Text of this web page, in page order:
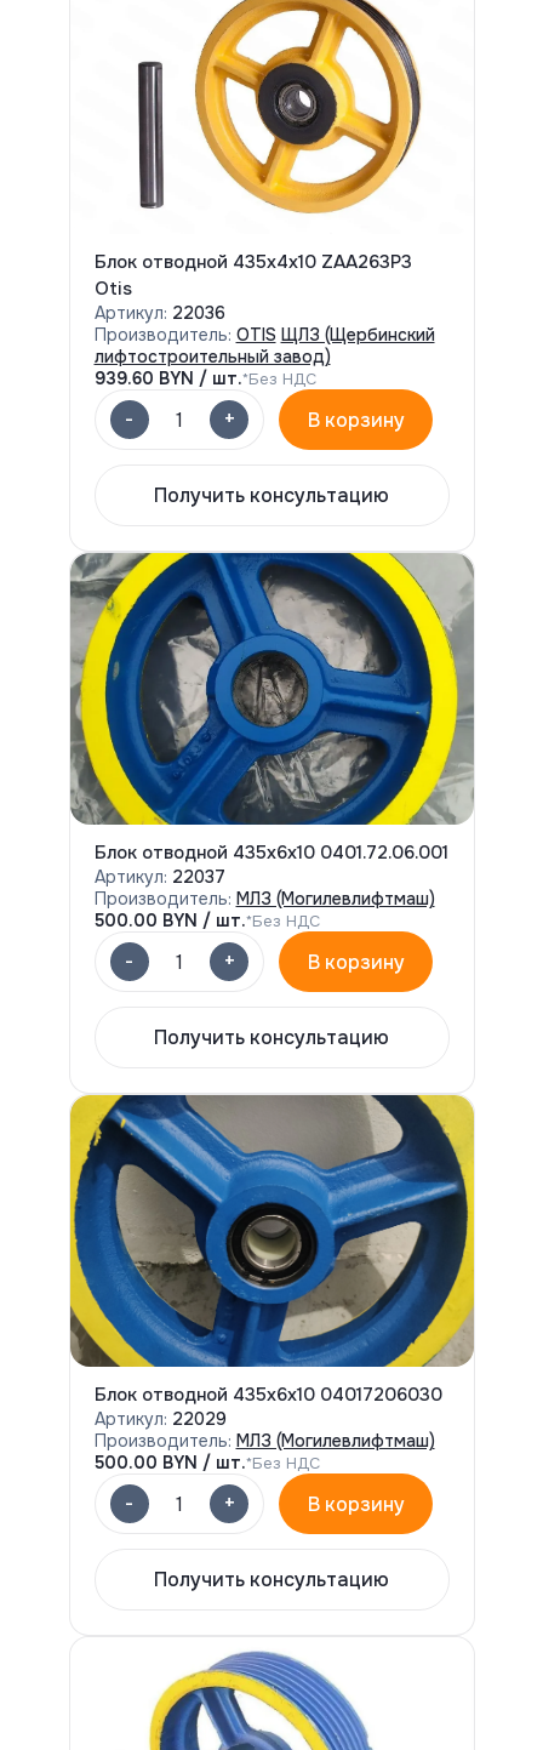
Блок отводной 435х4х10 ZAA263P3
Otis
Артикул: 22036
Производитель: OTIS ЩЛЗ (Щербинский
лифтостроительный завод)
939.60 BYN / шт.*Без НДС
- 1 + В корзину
Получить консультацию
Блок отводной 435х6х10 0401.72.06.001
Артикул: 22037
Производитель: МЛЗ (Могилевлифтмаш)
500.00 BYN / шт.*Без НДС
- 1 + В корзину
Получить консультацию
Блок отводной 435х6х10 04017206030
Артикул: 22029
Производитель: МЛЗ (Могилевлифтмаш)
500.00 BYN / шт.*Без НДС
- 1 + В корзину
Получить консультацию